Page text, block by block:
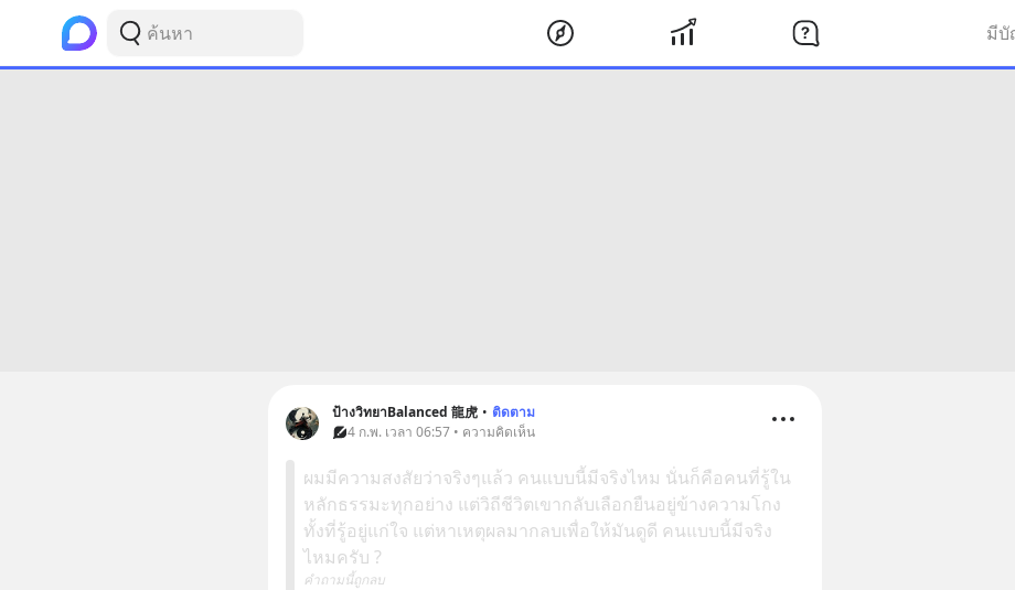
มีบั
ป้างวิทยาBalanced 龍虎 • ติดตาม
4 ก.พ. เวลา 06:57 • ความคิดเห็น
ผมมีความสงสัยว่าจริงๆแล้ว คนแบบนี้มีจริงไหม นั่นก็คือคนที่รู้ใน
หลักธรรมะทุกอย่าง แต่วิถีชีวิตเขากลับเลือกยืนอยู่ข้างความโกง
ทั้งที่รู้อยู่แก่ใจ แต่หาเหตุผลมากลบเพื่อให้มันดูดี คนแบบนี้มีจริง
ไหมครับ ?
คำถามนี้ถูกลบ